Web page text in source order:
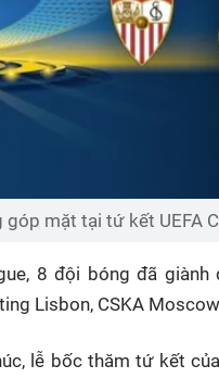
góp mặt tại tứ kết UEFA
8 đội bóng đã
Lisbon, CSKA
lễ bốc thăm tứ kết